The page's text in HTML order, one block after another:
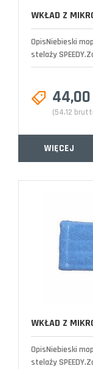
WKŁAD Z
OpisNiebieski
stelaży
44,00
(54,12
WIĘCEJ
WKŁAD Z
OpisNiebieski
stelaży